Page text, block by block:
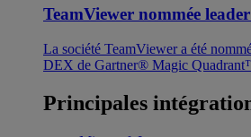
TeamViewer nommée
La société TeamViewer a été
DEX de Gartner® Magic
Principales